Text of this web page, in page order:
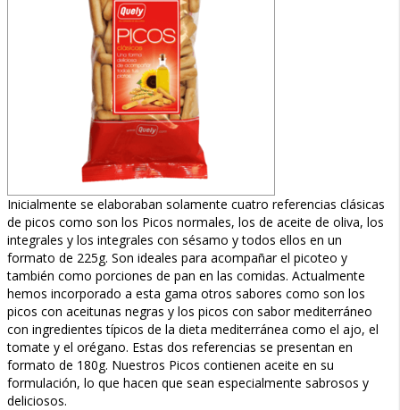
Inicialmente se elaboraban solamente cuatro referencias clásicas
de picos como son los Picos normales, los de aceite de oliva, los
integrales y los integrales con sésamo y todos ellos en un
formato de 225g. Son ideales para acompañar el picoteo y
también como porciones de pan en las comidas. Actualmente
hemos incorporado a esta gama otros sabores como son los
picos con aceitunas negras y los picos con sabor mediterráneo
con ingredientes típicos de la dieta mediterránea como el ajo, el
tomate y el orégano. Estas dos referencias se presentan en
formato de 180g. Nuestros Picos contienen aceite en su
formulación, lo que hacen que sean especialmente sabrosos y
deliciosos.